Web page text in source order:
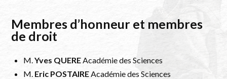
Membres d’honneur et membres
de droit
M.Yves QUEREAcadémie des Sciences
M. Eric POSTAIREAcadémie des Sciences